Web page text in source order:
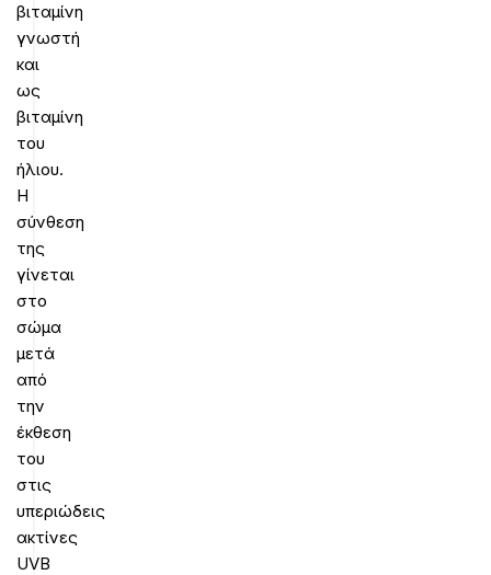
βιταμίνη
γνωστή
και
ως
βιταμίνη
του
ήλιου.
Η
σύνθεση
της
γίνεται
στο
σώμα
μετά
από
την
έκθεση
του
στις
υπεριώδεις
ακτίνες
UVΒ